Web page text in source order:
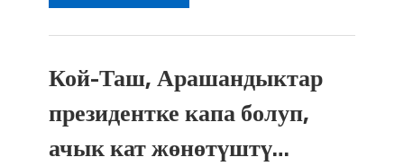
Кой-Таш, Арашандыктар
президентке капа болуп,
ачык кат жөнөтүштү…